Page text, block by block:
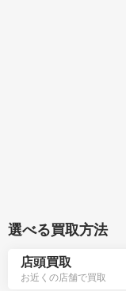
選べる買取方法
店頭買取
お近くの店舗で買取